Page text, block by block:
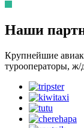
Наши
Крупнейшие
турооператоры, ж/